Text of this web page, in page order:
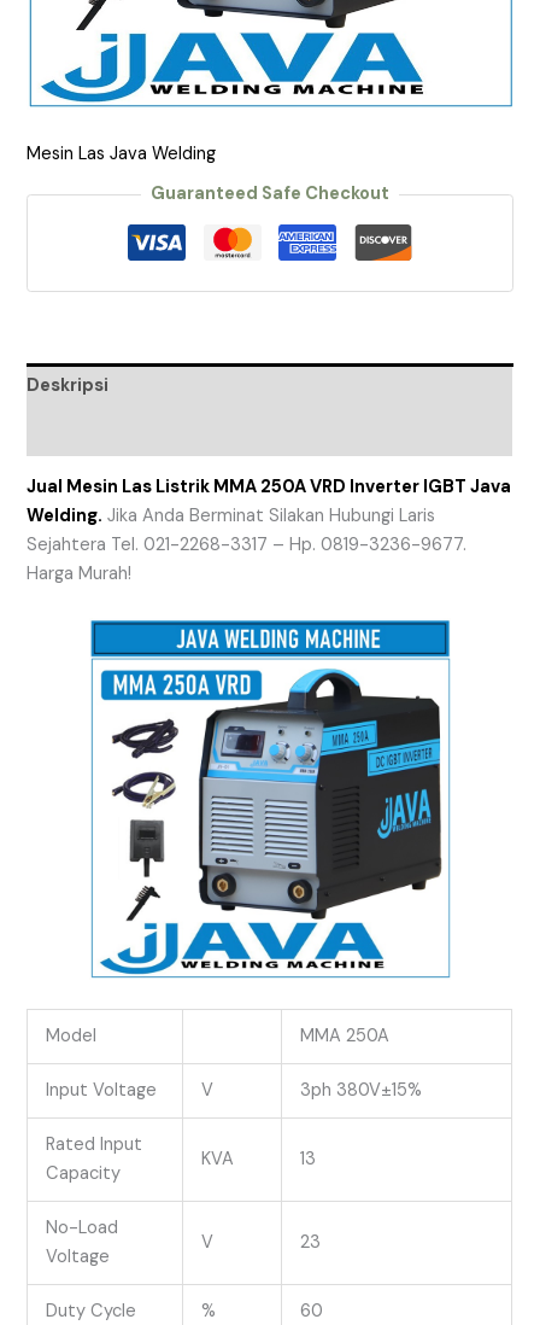
Mesin Las Java Welding
Guaranteed Safe Checkout
Deskripsi
Jual Mesin Las Listrik MMA 250A VRD Inverter IGBT Java
Welding. Jika Anda Berminat Silakan Hubungi Laris
Sejahtera Tel. 021-2268-3317 – Hp. 0819-3236-9677.
Harga Murah!
Model MMA 250A
Input Voltage V 3ph 380V±15%
Rated Input
Capacity
KVA 13
No-Load
Voltage
V 23
Duty Cycle % 60